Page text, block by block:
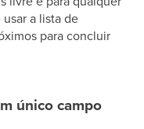
a lista de
para concluir
único campo